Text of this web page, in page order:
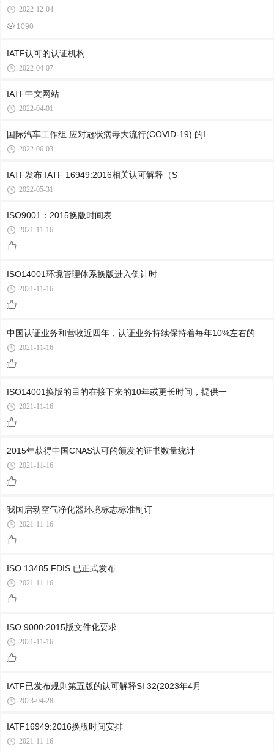
2022-12-04
1090
IATF认可的认证机构
2022-04-07
IATF中文网站
2022-04-01
国际汽车工作组 应对冠状病毒大流行(COVID-19) 的I
2022-06-03
IATF发布 IATF 16949:2016相关认可解释（S
2022-05-31
ISO9001：2015换版时间表
2021-11-16
ISO14001环境管理体系换版进入倒计时
2021-11-16
中国认证业务和营收近四年，认证业务持续保持着每年10%左右的
2021-11-16
ISO14001换版的目的在接下来的10年或更长时间，提供一
2021-11-16
2015年获得中国CNAS认可的颁发的证书数量统计
2021-11-16
我国启动空气净化器环境标志标准制订
2021-11-16
ISO 13485 FDIS 已正式发布
2021-11-16
ISO 9000:2015版文件化要求
2021-11-16
IATF已发布规则第五版的认可解释SI 32(2023年4月
2023-04-28
IATF16949:2016换版时间安排
2021-11-16